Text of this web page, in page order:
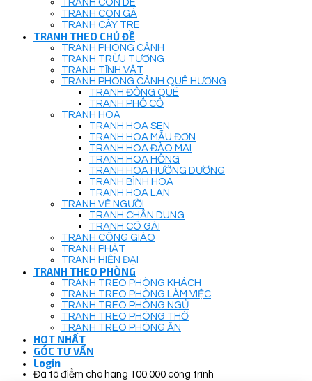
TRANH CON DÊ
TRANH CON GÀ
TRANH CÂY TRE
TRANH THEO CHỦ ĐỀ
TRANH PHONG CẢNH
TRANH TRỪU TƯỢNG
TRANH TĨNH VẬT
TRANH PHONG CẢNH QUÊ HƯƠNG
TRANH ĐỒNG QUÊ
TRANH PHỐ CỔ
TRANH HOA
TRANH HOA SEN
TRANH HOA MẪU ĐƠN
TRANH HOA ĐÀO MAI
TRANH HOA HỒNG
TRANH HOA HƯỚNG DƯƠNG
TRANH BÌNH HOA
TRANH HOA LAN
TRANH VẼ NGƯỜI
TRANH CHÂN DUNG
TRANH CÔ GÁI
TRANH CÔNG GIÁO
TRANH PHẬT
TRANH HIỆN ĐẠI
TRANH THEO PHÒNG
TRANH TREO PHÒNG KHÁCH
TRANH TREO PHÒNG LÀM VIỆC
TRANH TREO PHÒNG NGỦ
TRANH TREO PHÒNG THỜ
TRANH TREO PHÒNG ĂN
HOT NHẤT
GÓC TƯ VẤN
Login
Đã tô điểm cho hàng 100.000 công trình